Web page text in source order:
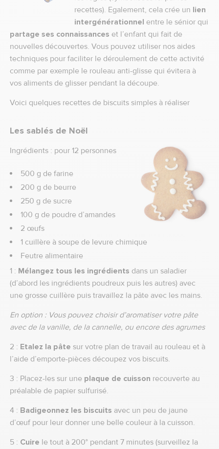
recettes). Egalement, cela crée un lien
intergénérationnel entre le sénior qui
partage ses connaissances et l’enfant qui fait de
nouvelles découvertes. Vous pouvez utiliser nos aides
techniques pour faciliter le déroulement de cette activité
comme par exemple le rouleau anti-glisse qui évitera à
vos aliments de glisser pendant la découpe.
Voici quelques recettes de biscuits simples à réaliser
Les sablés de Noël
Ingrédients : pour 12 personnes
500 g de farine
200 g de beurre
250 g de sucre
100 g de poudre d’amandes
2 œufs
1 cuillère à soupe de levure chimique
Feutre alimentaire
1 : Mélangez tous les ingrédients dans un saladier
(d’abord les ingrédients poudreux puis les autres) avec
une grosse cuillère puis travaillez la pâte avec les mains.
En option : Vous pouvez choisir d’aromatiser votre pâte
avec de la vanille, de la cannelle, ou encore des agrumes
2 : Etalez la pâte sur votre plan de travail au rouleau et à
l’aide d’emporte-pièces découpez vos biscuits.
3 : Placez-les sur une plaque de cuisson recouverte au
préalable de papier sulfurisé.
4 : Badigeonnez les biscuits avec un peu de jaune
d’œuf pour leur donner une belle couleur à la cuisson.
5 : Cuire le tout à 200° pendant 7 minutes (surveillez la